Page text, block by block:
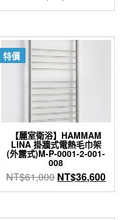
。
特價
【麗室衛浴】HAMMAM
LINA 掛牆式電熱毛巾架
(外露式)M-P-0001-2-001-
008
NT$61,000 原
始
格：
NT$36,600目
前
格：